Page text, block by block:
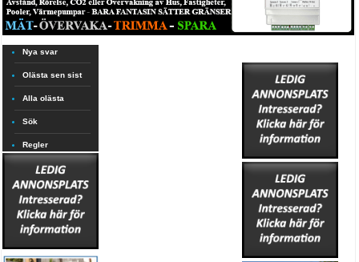
Nya svar
Olästa sen sist
Alla olästa
Sök
Regler